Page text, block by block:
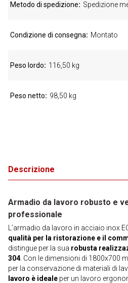
Descrizione
Armadio da lavoro robusto e
professionale
L’armadio da lavoro in acciaio inox
qualità per la ristorazione e il
distingue per la sua robusta
304. Con le dimensioni di 1800x700
per la conservazione di materiali di
lavoro è ideale per un lavoro
Metodo di spedizione Spedizione
Condizione di consegna Montato
Peso lordo 116,50 kg
Peso netto 98,50 kg